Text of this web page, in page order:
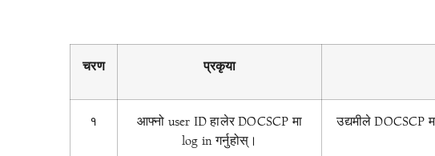
चरण प्रकृया
१
आफ्नो user ID हालेर DOCSCP मा
log in गर्नुहोस्।
उद्यमीले DOCSCP